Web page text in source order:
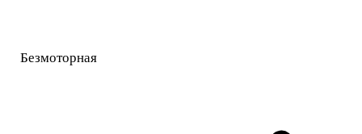
Безмоторная